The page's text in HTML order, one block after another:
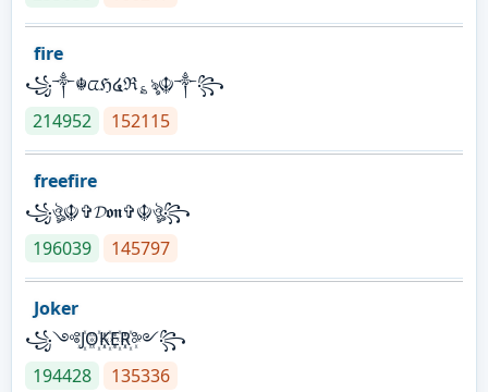
fire
꧁༒☬ᤂℌ໔ℜ؏ৡ☬༒꧂
214952
152115
freefire
꧁ঔৣ☬✞𝓓𝖔𝖓✞☬ঔৣ꧂
196039
145797
Joker
꧁༺J꙰O꙰K꙰E꙰R꙰༻꧂
194428
135336